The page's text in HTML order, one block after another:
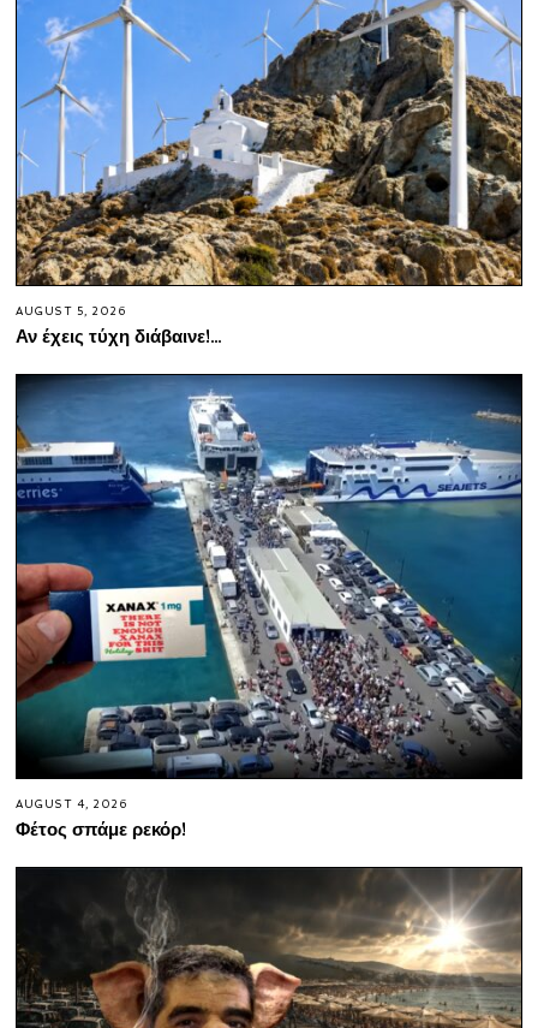
AUGUST 5, 2026
Αν έχεις τύχη διάβαινε!…
AUGUST 4, 2026
Φέτος σπάμε ρεκόρ!